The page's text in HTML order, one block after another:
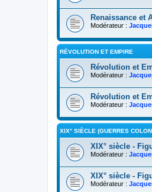
Renaissance et
Modérateur :
RÉVOLUTION ET EMPIRE
Révolution et
Modérateur :
Révolution et
Modérateur :
XIX° SIÈCLE (GUERRES
XIX° siècle -
Modérateur :
XIX° siècle -
Modérateur :